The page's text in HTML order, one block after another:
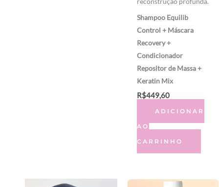
Shampoo Equilib
Control + Máscara
Recovery +
Condicionador
Repositor de Massa +
Keratin Mix
R$449,60
ADICIONAR
AO
CARRINHO